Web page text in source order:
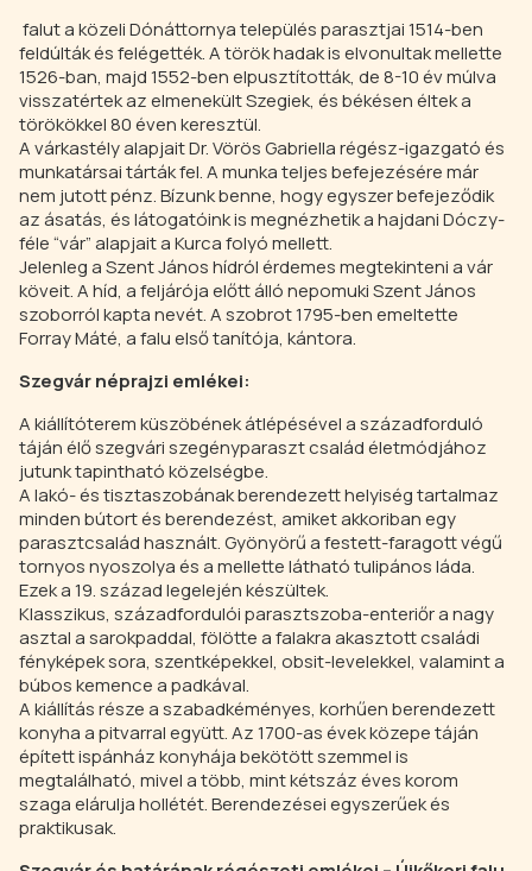
falut a közeli Dónáttornya település parasztjai 1514-ben
feldúlták és felégették. A török hadak is elvonultak mellette
1526-ban, majd 1552-ben elpusztították, de 8-10 év múlva
visszatértek az elmenekült Szegiek, és békésen éltek a
törökökkel 80 éven keresztül.
A várkastély alapjait Dr. Vörös Gabriella régész-igazgató és
munkatársai tárták fel. A munka teljes befejezésére már
nem jutott pénz. Bízunk benne, hogy egyszer befejeződik
az ásatás, és látogatóink is megnézhetik a hajdani Dóczy-
féle “vár” alapjait a Kurca folyó mellett.
Jelenleg a Szent János hídról érdemes megtekinteni a vár
köveit. A híd, a feljárója előtt álló nepomuki Szent János
szoborról kapta nevét. A szobrot 1795-ben emeltette
Forray Máté, a falu első tanítója, kántora.
Szegvár néprajzi emlékei:
A kiállítóterem küszöbének átlépésével a századforduló
táján élő szegvári szegényparaszt család életmódjához
jutunk tapintható közelségbe.
A lakó- és tisztaszobának berendezett helyiség tartalmaz
minden bútort és berendezést, amiket akkoriban egy
parasztcsalád használt. Gyönyörű a festett-faragott végű
tornyos nyoszolya és a mellette látható tulipános láda.
Ezek a 19. század legelején készültek.
Klasszikus, századfordulói parasztszoba-enteriőr a nagy
asztal a sarokpaddal, fölötte a falakra akasztott családi
fényképek sora, szentképekkel, obsit-levelekkel, valamint a
búbos kemence a padkával.
A kiállítás része a szabadkéményes, korhűen berendezett
konyha a pitvarral együtt. Az 1700-as évek közepe táján
épített ispánház konyhája bekötött szemmel is
megtalálható, mivel a több, mint kétszáz éves korom
szaga elárulja hollétét. Berendezései egyszerűek és
praktikusak.